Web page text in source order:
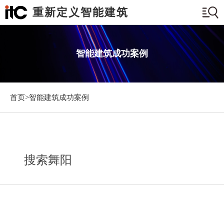
重新定义智能建筑
智能建筑成功案例
首页>智能建筑成功案例
搜索舞阳